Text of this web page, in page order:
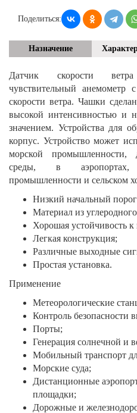
Поделиться:
Назначение
Датчик скорости
чувствительный
скорости ветра. Чашки
высокой интенсивностью и
значением. Устройства для
корпус. Устройство может
морской промышленности,
среды, в аэропортах,
промышленности и сельском
Низкий начальный
Материал из
Хорошая устойчивость к
Легкая конструкция;
Различные выходные
Простая установка.
Применение
Метеорологические
Контроль безопасности
Порты;
Генерация солнечной и
Мобильный транспорт
Морские суда;
Дистанционные
площадки;
Дорожные и